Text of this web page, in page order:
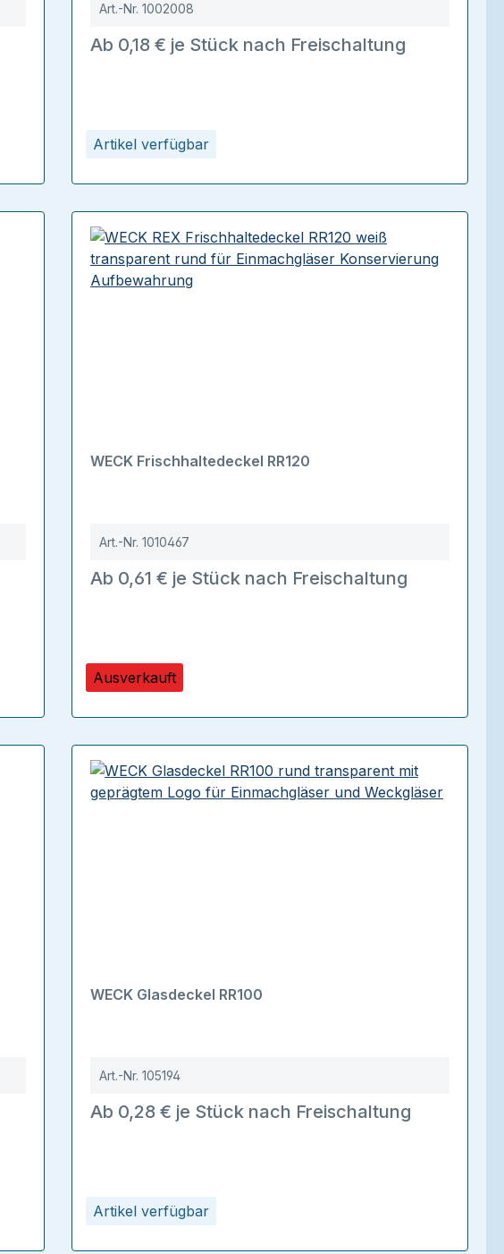
Artikel verfügbar
Art.-Nr. 1002008
Ab 0,18 € je Stück nach Freischaltung
Ausverkauft
WECK Frischhaltedeckel RR120
Art.-Nr. 1010467
Ab 0,61 € je Stück nach Freischaltung
Artikel verfügbar
WECK Glasdeckel RR100
Art.-Nr. 105194
Ab 0,28 € je Stück nach Freischaltung